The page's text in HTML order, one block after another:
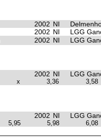
2002 NI
2002 NI
LGG
2002 NI LGG
2002 NI LGG
x 3,36 3,58
2002 NI LGG
5,95 5,98 6,08